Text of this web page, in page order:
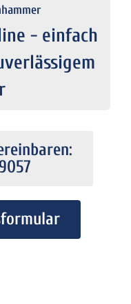
- einfach